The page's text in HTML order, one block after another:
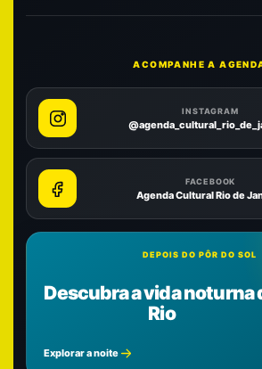
ACOMPANHE A
INSTAGRAM
FACEBOOK
Agenda Cultural Rio de
DEPOIS DO PÔR DO SOL
Descubra a vida noturna
Rio
Explorar a noite